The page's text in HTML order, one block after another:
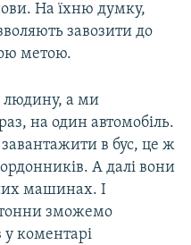
На їхню думку,
завозити до
метою.
людину, а ми
на один автомобіль.
в бус, це ж
А далі вони
машинах. І
зможемо
у коментарі